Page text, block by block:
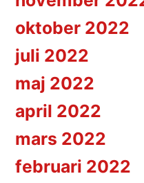
oktober 2022
juli 2022
maj 2022
april 2022
mars 2022
februari 2022